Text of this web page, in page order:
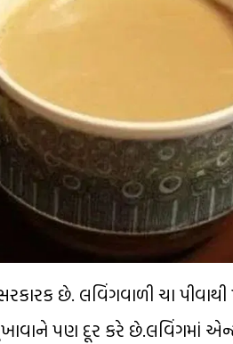
છે. લવિંગવાળી ચા પીવાથી
પણ દૂર કરે છે.લવિંગમાં